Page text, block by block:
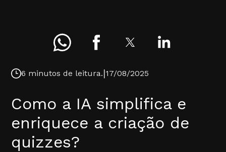
6 minutos de leitura.|17/08/2025
Como a IA simplifica e
enriquece a criação de
quizzes?